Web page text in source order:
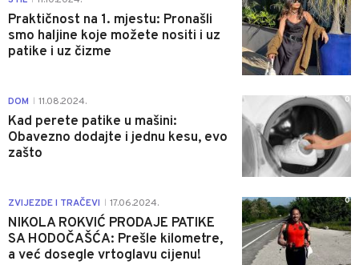
Praktičnost na 1. mjestu: Pronašli
smo haljine koje možete nositi i uz
patike i uz čizme
DOM 11.08.2024.
Kad perete patike u mašini:
Obavezno dodajte i jednu kesu, evo
zašto
0
ZVIJEZDE I TRAČEVI 17.06.2024.
NIKOLA ROKVIĆ PRODAJE PATIKE
SA HODOČAŠĆA: Prešle kilometre,
a već dosegle vrtoglavu cijenu!
0